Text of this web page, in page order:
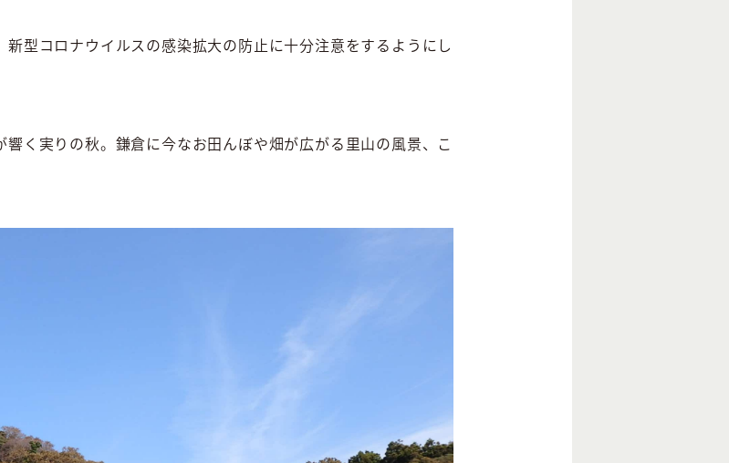
型コロナウイルスの感染拡大の防止に十分注意をするようにし
く実りの秋。鎌倉に今なお田んぼや畑が広がる里山の風景、こ